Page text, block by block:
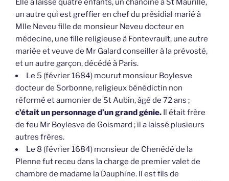
Elle a laissé quatre enfants, un chanoine à St Maurille,
un autre qui est greffier en chef du présidial marié à
Mlle Neveu fille de monsieur Neveu docteur en
médecine, une fille religieuse à Fontevrault, une autre
mariée et veuve de Mr Galard conseiller à la prévosté,
et un autre garçon, décédé à Paris.
Le 5 (février 1684) mourut monsieur Boylesve
docteur de Sorbonne, religieux bénédictin non
réformé et aumonier de St Aubin, âgé de 72 ans ;
c’était un personnage d’un grand génie. Il était frère
de feu Mr Boylesve de Goismard ; il a laissé plusieurs
autres frères.
Le 8 (février 1684) monsieur de Chenédé de la
Plenne fut receu dans la charge de premier valet de
chambre de madame la Dauphine. Il est fils de